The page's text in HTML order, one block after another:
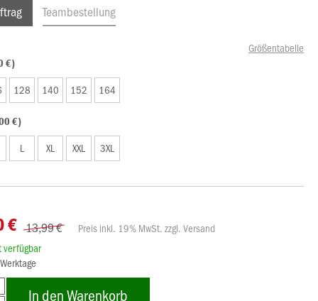
Teambestellung
Größentabelle
€)
128 140 152 164
€)
L XL XXL 3XL
€ 13,99 €
Preis inkl. 19% MwSt. zzgl. Versand
verfügbar
In den Warenkorb